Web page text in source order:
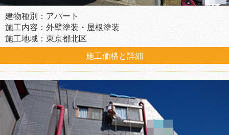
建物種別：アパート
施工内容：外壁塗装・屋根塗装
施工地域：東京都北区
施工価格と詳細